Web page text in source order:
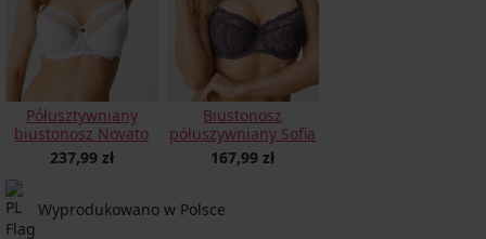
Półusztywniany
biustonosz Novato
237,99 zł
Biustonosz
półuszywniany Sofia
167,99 zł
Wyprodukowano w Polsce